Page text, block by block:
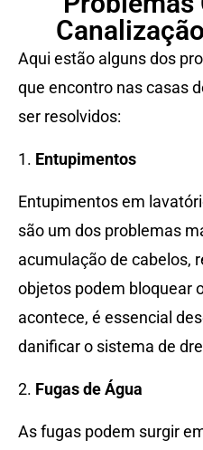
Aqui estão alguns dos
que encontro nas casas
ser resolvidos:
1. Entupimentos
Entupimentos em
são um dos problemas
acumulação de cabelos,
objetos podem bloquear
acontece, é essencial
danificar o sistema de
2. Fugas de Água
As fugas podem surgir